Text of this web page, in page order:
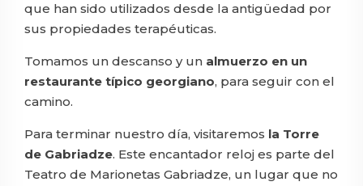
que han sido utilizados desde la antigüedad por
sus propiedades terapéuticas.
Tomamos un descanso y un almuerzo en un
restaurante típico georgiano, para seguir con el
camino.
Para terminar nuestro día, visitaremos la Torre
de Gabriadze. Este encantador reloj es parte del
Teatro de Marionetas Gabriadze, un lugar que no